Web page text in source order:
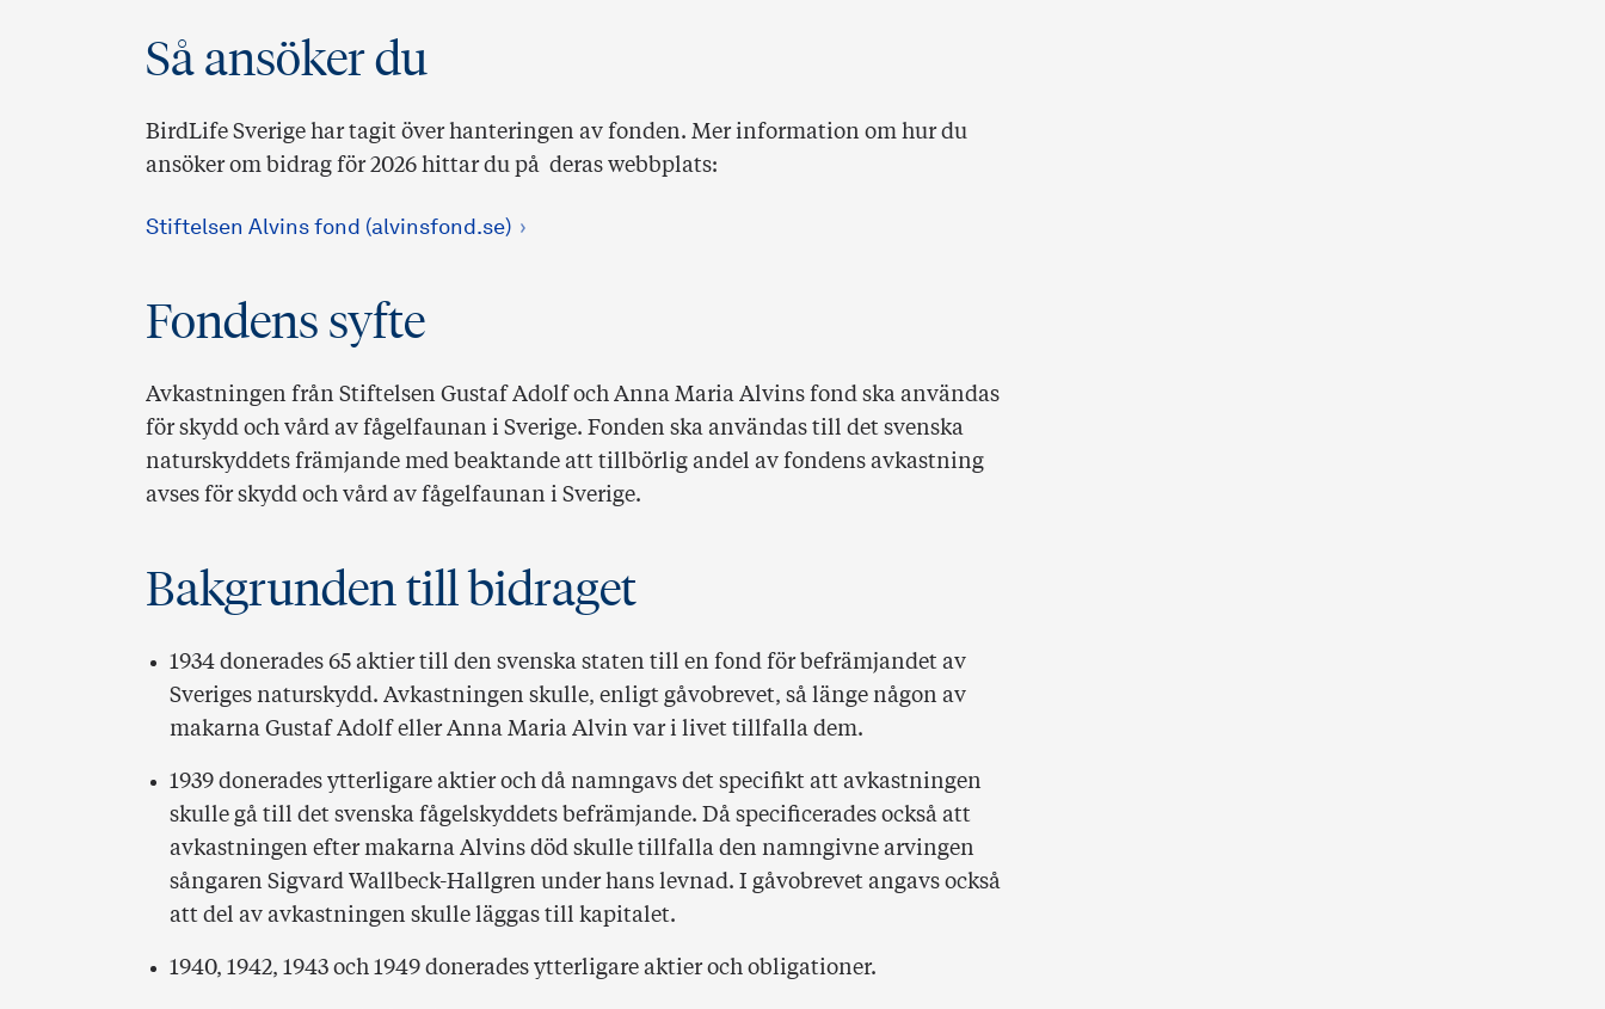
Så ansöker du
BirdLife Sverige har tagit över hanteringen av fonden. Mer information om hur du
ansöker om bidrag för 2026 hittar du på deras webbplats:
Stiftelsen Alvins fond (alvinsfond.se)
Fondens syfte
Avkastningen från Stiftelsen Gustaf Adolf och Anna Maria Alvins fond ska användas
för skydd och vård av fågelfaunan i Sverige. Fonden ska användas till det svenska
naturskyddets främjande med beaktande att tillbörlig andel av fondens avkastning
avses för skydd och vård av fågelfaunan i Sverige.
Bakgrunden till bidraget
1934 donerades 65 aktier till den svenska staten till en fond för befrämjandet av
Sveriges naturskydd. Avkastningen skulle, enligt gåvobrevet, så länge någon av
makarna Gustaf Adolf eller Anna Maria Alvin var i livet tillfalla dem.
1939 donerades ytterligare aktier och då namngavs det specifikt att avkastningen
skulle gå till det svenska fågelskyddets befrämjande. Då specificerades också att
avkastningen efter makarna Alvins död skulle tillfalla den namngivne arvingen
sångaren Sigvard Wallbeck-Hallgren under hans levnad. I gåvobrevet angavs också
att del av avkastningen skulle läggas till kapitalet.
1940, 1942, 1943 och 1949 donerades ytterligare aktier och obligationer.